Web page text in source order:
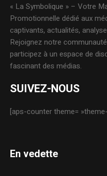
« La Symbolique » – Votre
Promotionnelle dédié aux
captivants, actualités,
Rejoignez notre
participez à un espace de
fascinant des médias.
SUIVEZ-NOUS
[aps-counter theme=
En vedette